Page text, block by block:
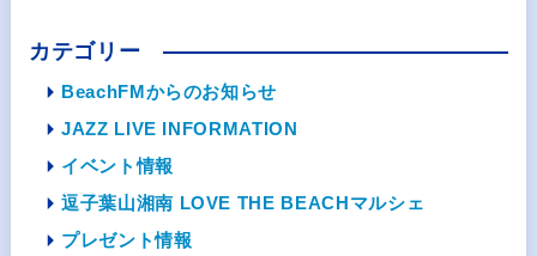
カテゴリー
BeachFMからのお知らせ
JAZZ LIVE INFORMATION
イベント情報
逗子葉山湘南 LOVE THE BEACHマルシェ
プレゼント情報